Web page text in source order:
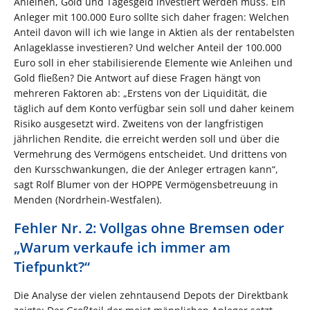
Anleger mit 100.000 Euro sollte sich daher fragen: Welchen
Anteil davon will ich wie lange in Aktien als der rentabelsten
Anlageklasse investieren? Und welcher Anteil der 100.000
Euro soll in eher stabilisierende Elemente wie Anleihen und
Gold fließen? Die Antwort auf diese Fragen hängt von
mehreren Faktoren ab: „Erstens von der Liquidität, die
täglich auf dem Konto verfügbar sein soll und daher keinem
Risiko ausgesetzt wird. Zweitens von der langfristigen
jährlichen Rendite, die erreicht werden soll und über die
Vermehrung des Vermögens entscheidet. Und drittens von
den Kursschwankungen, die der Anleger ertragen kann“,
sagt Rolf Blumer von der HOPPE Vermögensbetreuung in
Menden (Nordrhein-Westfalen).
Fehler Nr. 2: Vollgas ohne Bremsen oder
„Warum verkaufe ich immer am
Tiefpunkt?“
Die Analyse der vielen zehntausend Depots der Direktbank